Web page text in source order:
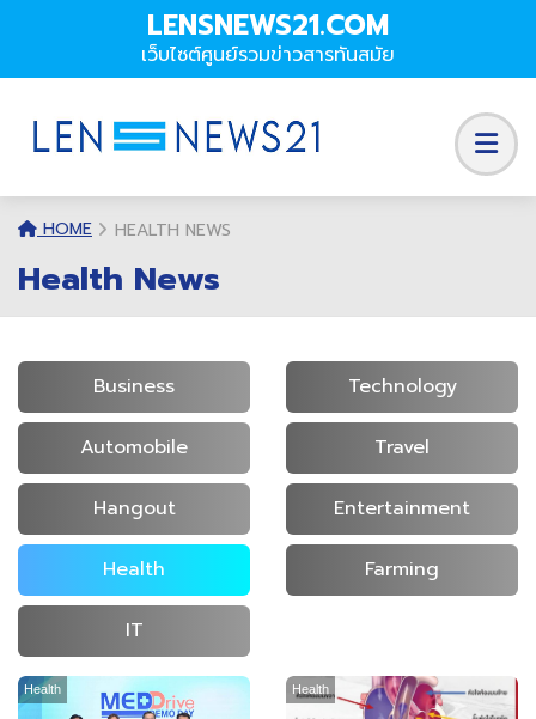
LENSNEWS21.COM
เว็บไซต์ศูนย์รวมข่าวสารทันสมัย
HOME HEALTH NEWS
Health News
Business Technology
Automobile Travel
Hangout Entertainment
Health Farming
IT
Health Health